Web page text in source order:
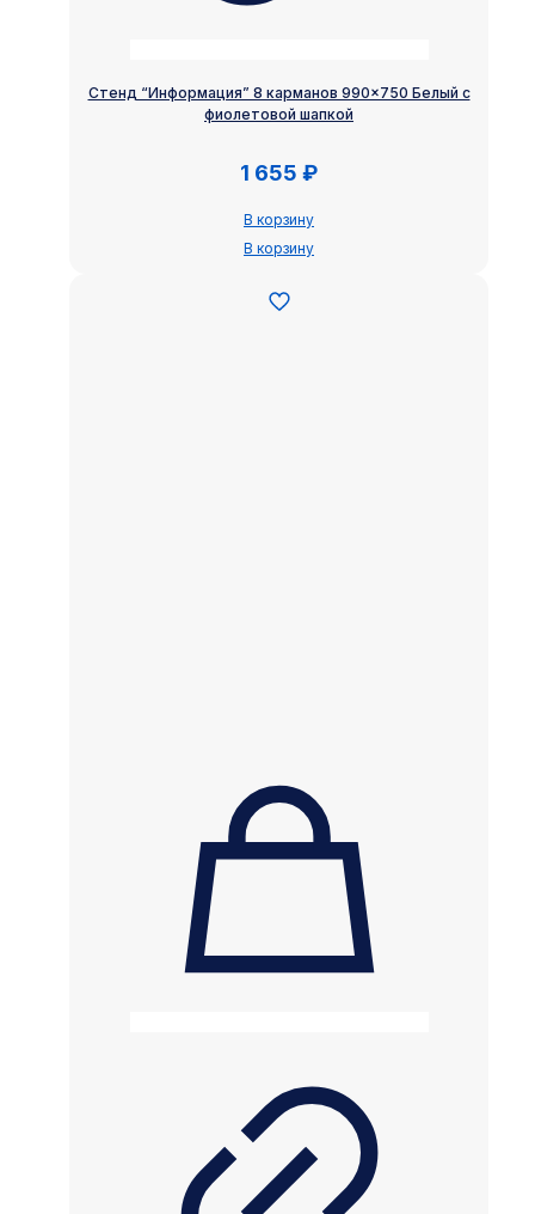
Стенд “Информация” 8 карманов 990×750 Белый с
фиолетовой шапкой
1 655 ₽
В корзину
В корзину